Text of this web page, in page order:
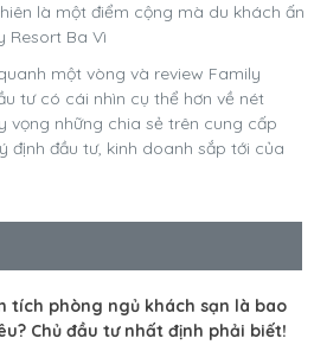
là một điểm cộng mà du khách ấn
Resort Ba Vì
một vòng và review Family
tư có cái nhìn cụ thể hơn về nét
vọng những chia sẻ trên cung cấp
định đầu tư, kinh doanh sắp tới của
tích phòng ngủ khách sạn là bao
Chủ đầu tư nhất định phải biết!